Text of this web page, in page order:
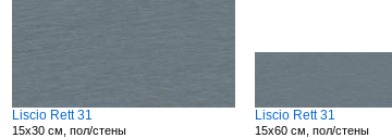
Liscio Rett 31
15x30 см, пол/стены
Liscio Rett 31
15x60 см, пол/стены